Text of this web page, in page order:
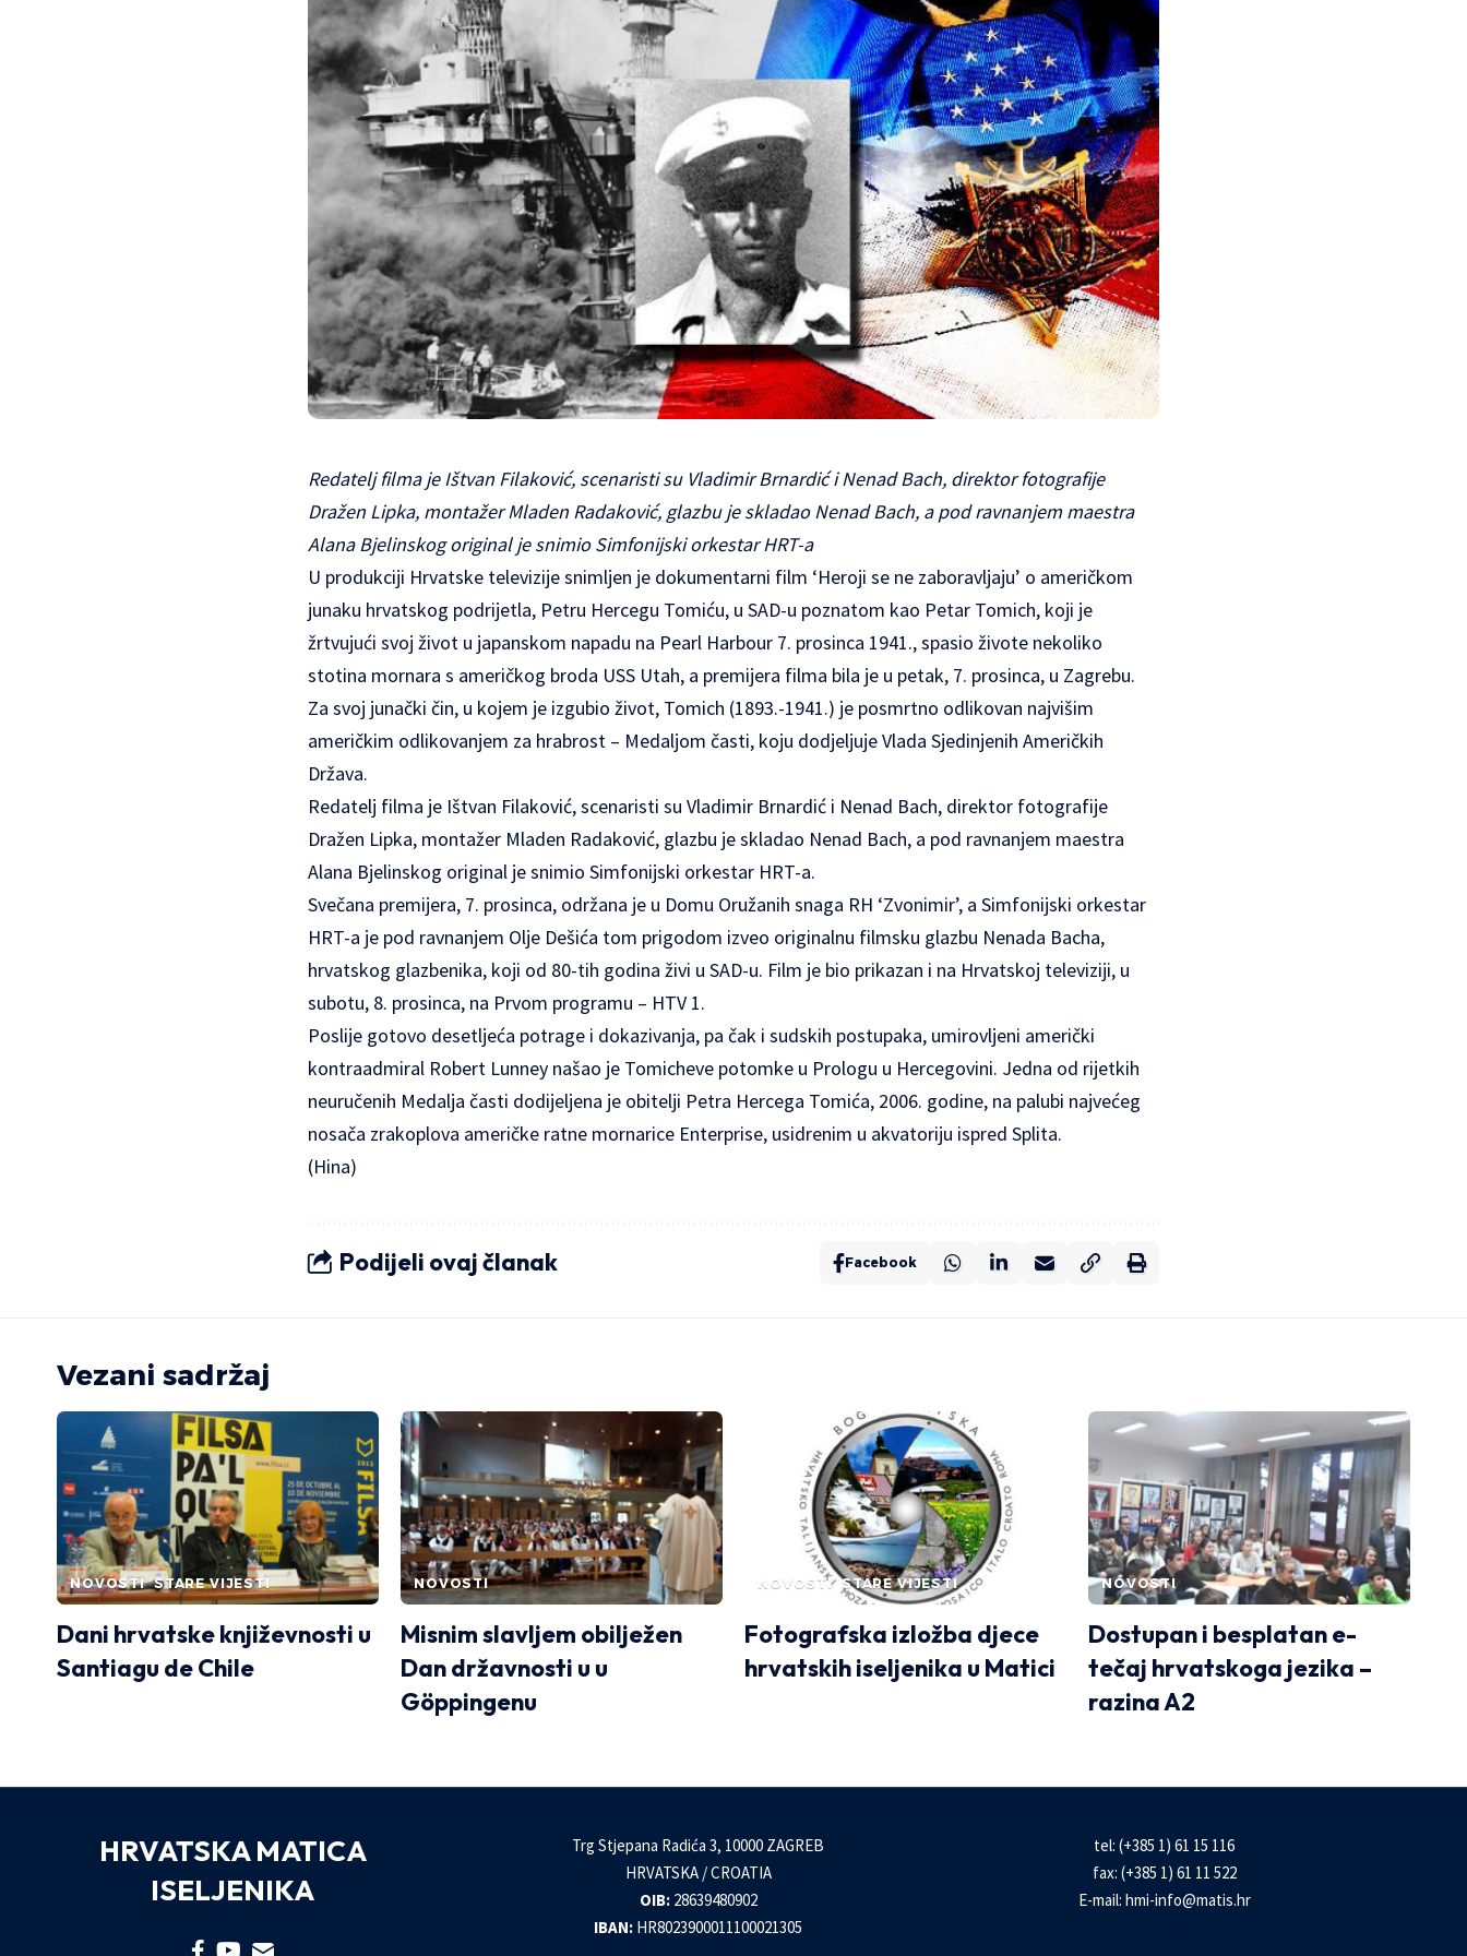
Redatelj filma je Ištvan Filaković, scenaristi su Vladimir Brnardić i Nenad Bach, direktor fotografije
Dražen Lipka, montažer Mladen Radaković, glazbu je skladao Nenad Bach, a pod ravnanjem maestra
Alana Bjelinskog original je snimio Simfonijski orkestar HRT-a
U produkciji Hrvatske televizije snimljen je dokumentarni film ‘Heroji se ne zaboravljaju’ o američkom
junaku hrvatskog podrijetla, Petru Hercegu Tomiću, u SAD-u poznatom kao Petar Tomich, koji je
žrtvujući svoj život u japanskom napadu na Pearl Harbour 7. prosinca 1941., spasio živote nekoliko
stotina mornara s američkog broda USS Utah, a premijera filma bila je u petak, 7. prosinca, u Zagrebu.
Za svoj junački čin, u kojem je izgubio život, Tomich (1893.-1941.) je posmrtno odlikovan najvišim
američkim odlikovanjem za hrabrost – Medaljom časti, koju dodjeljuje Vlada Sjedinjenih Američkih
Država.
Redatelj filma je Ištvan Filaković, scenaristi su Vladimir Brnardić i Nenad Bach, direktor fotografije
Dražen Lipka, montažer Mladen Radaković, glazbu je skladao Nenad Bach, a pod ravnanjem maestra
Alana Bjelinskog original je snimio Simfonijski orkestar HRT-a.
Svečana premijera, 7. prosinca, održana je u Domu Oružanih snaga RH ‘Zvonimir’, a Simfonijski orkestar
HRT-a je pod ravnanjem Olje Dešića tom prigodom izveo originalnu filmsku glazbu Nenada Bacha,
hrvatskog glazbenika, koji od 80-tih godina živi u SAD-u. Film je bio prikazan i na Hrvatskoj televiziji, u
subotu, 8. prosinca, na Prvom programu – HTV 1.
Poslije gotovo desetljeća potrage i dokazivanja, pa čak i sudskih postupaka, umirovljeni američki
kontraadmiral Robert Lunney našao je Tomicheve potomke u Prologu u Hercegovini. Jedna od rijetkih
neuručenih Medalja časti dodijeljena je obitelji Petra Hercega Tomića, 2006. godine, na palubi najvećeg
nosača zrakoplova američke ratne mornarice Enterprise, usidrenim u akvatoriju ispred Splita.
(Hina)
Podijeli ovaj članak Facebook
Vezani sadržaj
NOVOSTI STARE VIJESTI
Dani hrvatske književnosti u
Santiagu de Chile
NOVOSTI
Misnim slavljem obilježen
Dan državnosti u u
Göppingenu
NOVOSTI STARE VIJESTI
Fotografska izložba djece
hrvatskih iseljenika u Matici
NOVOSTI
Dostupan i besplatan e-
tečaj hrvatskoga jezika –
razina A2
HRVATSKA MATICA
ISELJENIKA
Trg Stjepana Radića 3, 10000 ZAGREB
HRVATSKA / CROATIA
OIB:28639480902
IBAN: HR8023900011100021305
tel: (+385 1) 61 15 116
fax: (+385 1) 61 11 522
E-mail: hmi-info@matis.hr